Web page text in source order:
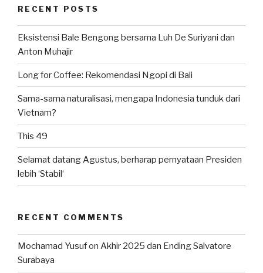
RECENT POSTS
Eksistensi Bale Bengong bersama Luh De Suriyani dan
Anton Muhajir
Long for Coffee: Rekomendasi Ngopi di Bali
Sama-sama naturalisasi, mengapa Indonesia tunduk dari
Vietnam?
This 49
Selamat datang Agustus, berharap pernyataan Presiden
lebih ‘Stabil‘
RECENT COMMENTS
Mochamad Yusufon Akhir 2025 dan Ending Salvatore
Surabaya